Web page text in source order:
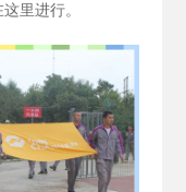
里进行。